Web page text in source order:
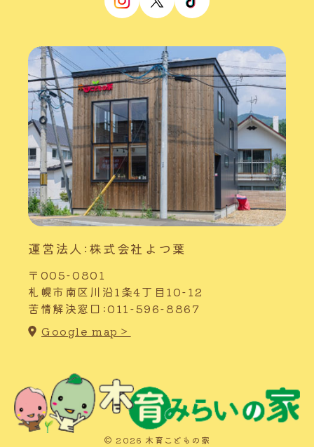
運営法人:株式会社よつ葉
〒005-0801
札幌市南区川沿1条4丁目10-12
苦情解決窓口:011-596-8867
Google map＞
© 2026 木育こどもの家